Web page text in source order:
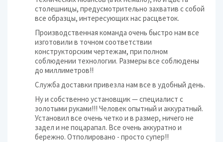
столешницы, предусмотрительно захватив с собой
все образцы, интересующих нас расцветок.
Производственная команда очень быстро нам все
изготовили в точном соответствии
конструкторским чертежам, при полном
соблюдении технологии. Размеры все соблюдены
до миллиметров!!
Служба доставки привезла нам все в удобный день.
Ну и собственно установщик — специалист с
золотыми руками!!! Человек опытный и аккуратный.
Установил все очень четко и в размер, ничего не
задел и не поцарапал. Все очень аккуратно и
бережно. Отполировано - просто супер!!